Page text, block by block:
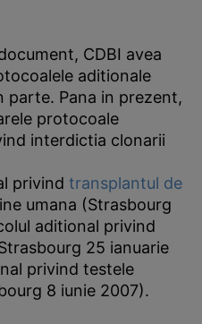
CDBI avea
aditionale
parte. Pana in prezent,
protocoale
interdictia clonarii
privind transplantul de
umana (Strasbourg
aditional privind
25 ianuarie
privind testele
8 iunie 2007).